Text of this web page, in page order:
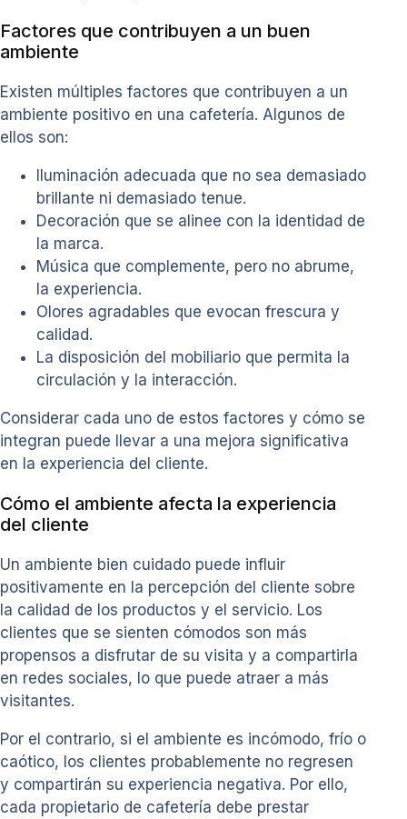
Factores que contribuyen a un buen
ambiente
Existen múltiples factores que contribuyen a un
ambiente positivo en una cafetería. Algunos de
ellos son:
Iluminación adecuada que no sea demasiado
brillante ni demasiado tenue.
Decoración que se alinee con la identidad de
la marca.
Música que complemente, pero no abrume,
la experiencia.
Olores agradables que evocan frescura y
calidad.
La disposición del mobiliario que permita la
circulación y la interacción.
Considerar cada uno de estos factores y cómo se
integran puede llevar a una mejora significativa
en la experiencia del cliente.
Cómo el ambiente afecta la experiencia
del cliente
Un ambiente bien cuidado puede influir
positivamente en la percepción del cliente sobre
la calidad de los productos y el servicio. Los
clientes que se sienten cómodos son más
propensos a disfrutar de su visita y a compartirla
en redes sociales, lo que puede atraer a más
visitantes.
Por el contrario, si el ambiente es incómodo, frío o
caótico, los clientes probablemente no regresen
y compartirán su experiencia negativa. Por ello,
cada propietario de cafetería debe prestar